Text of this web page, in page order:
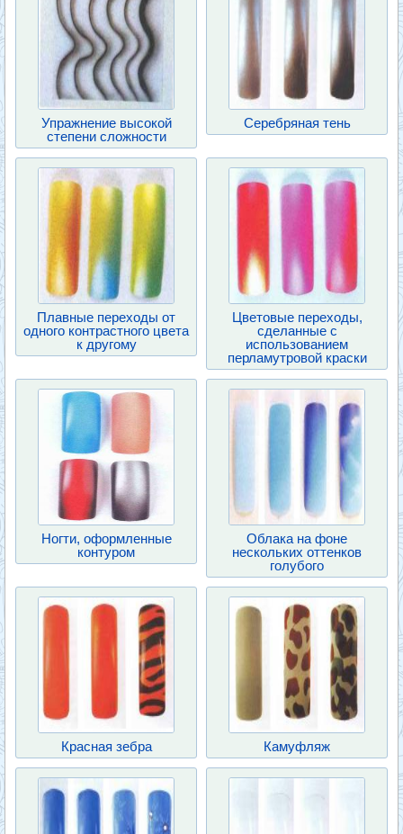
Упражнение высокой
степени сложности
Серебряная тень
Плавные переходы от
одного контрастного цвета
к другому
Цветовые переходы,
сделанные с
использованием
перламутровой краски
Ногти, оформленные
контуром
Облака на фоне
нескольких оттенков
голубого
Красная зебра Камуфляж